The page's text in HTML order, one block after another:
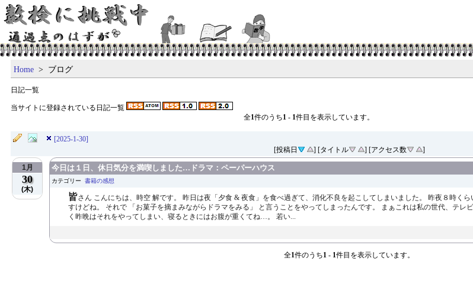
Home > ブログ
日記一覧
当サイトに登録されている日記一覧
全1件のうち1- 1件目を表示しています。
[2025-1-30]
[投稿日
] [タイトル ] [アクセス数 ]
1月
30
(木)
今日は１日、休日気分を満喫しました…ドラマ：ペーパーハウス
カテゴリー 書籍の感想
皆さん こんにちは、時空 解です。 昨日は夜「夕食 & 夜食」を食べ過ぎて、消化不良を起こしてしまいました。 昨夜８時く
すけどね。 それで 「お菓子を摘まみながらドラマをみる」 と言うことをやってしまったんです。 まぁこれは私の世代、テレ
く昨晩はそれをやってしまい、寝るときにはお腹が重くてね…。 若い...
全1件のうち1 - 1件目を表示しています。